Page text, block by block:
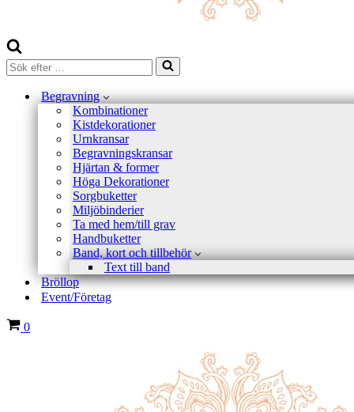
Sök
efter
Begravning
Kombinationer
Kistdekorationer
Urnkransar
Begravningskransar
Hjärtan & former
Höga Dekorationer
Sorgbuketter
Miljöbinderier
Ta med hem/till grav
Handbuketter
Band, kort och tillbehör
Text till band
Bröllop
Event/Företag
Varukorg
0